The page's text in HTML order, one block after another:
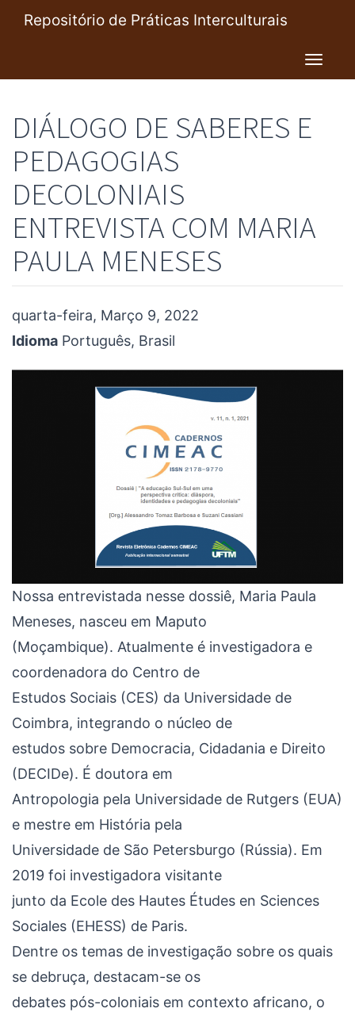
Pular
principal
Repositório de Práticas Interculturais
DIÁLOGO DE SABERES E
PEDAGOGIAS
DECOLONIAIS
ENTREVISTA COM MARIA
PAULA MENESES
quarta-feira, Março 9, 2022
Idioma Português, Brasil
Nossa entrevistada nesse dossiê, Maria Paula
Meneses, nasceu em Maputo
(Moçambique). Atualmente é investigadora e
coordenadora do Centro de
Estudos Sociais (CES) da Universidade de
Coimbra, integrando o núcleo de
estudos sobre Democracia, Cidadania e Direito
(DECIDe). É doutora em
Antropologia pela Universidade de Rutgers (EUA)
e mestre em História pela
Universidade de São Petersburgo (Rússia). Em
2019 foi investigadora visitante
junto da Ecole des Hautes Études en Sciences
Sociales (EHESS) de Paris.
Dentre os temas de investigação sobre os quais
se debruça, destacam-se os
debates pós-coloniais em contexto africano, o